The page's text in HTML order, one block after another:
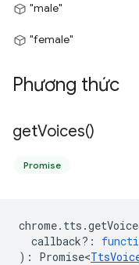
"male"
"female"
Phương thức
getVoices()
Promise
chrome. tts .
callback? :
) : Promise<